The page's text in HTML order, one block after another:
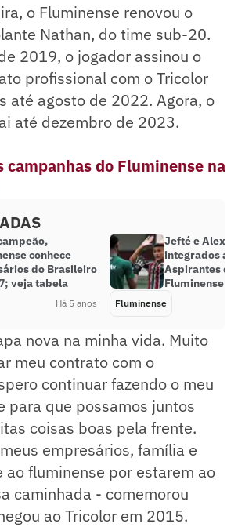
o Fluminense renovou o
Nathan, do time sub-20.
2019, o jogador assinou o
profissional com o Tricolor
até agosto de 2022. Agora, o
até dezembro de 2023.
campanhas do Fluminense na
conhece
do Brasileiro
veja tabela
Há 5 anos
Jefté e
integrados
Aspirantes do
Fluminense
Fluminense
nova na minha vida. Muito
meu contrato com o
continuar fazendo o meu
para que possamos juntos
coisas boas pela frente.
empresários, família e
ao fluminense por estarem ao
caminhada - comemorou
ao Tricolor em 2015.